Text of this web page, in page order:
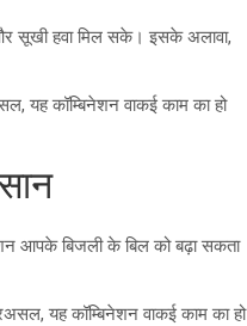
सूखी हवा मिल सके। इसके अलावा,
यह कॉम्बिनेशन वाकई काम का हो
आपके बिजली के बिल को बढ़ा सकता
यह कॉम्बिनेशन वाकई काम का हो